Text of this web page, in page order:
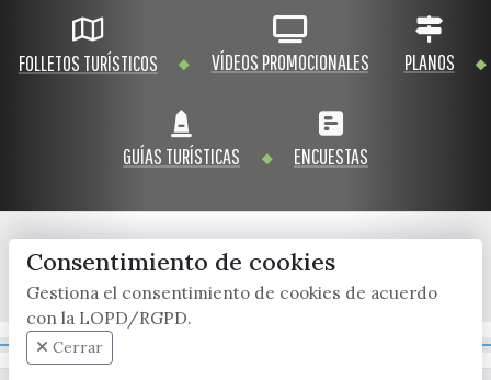
FOLLETOS TURÍSTICOS VÍDEOS PROMOCIONALES PLANOS
GUÍAS TURÍSTICAS ENCUESTAS
x / twitter facebook youtube instagram
Consentimiento de cookies
Gestiona el consentimiento de cookies de acuerdo
con la LOPD/RGPD.
Cerrar